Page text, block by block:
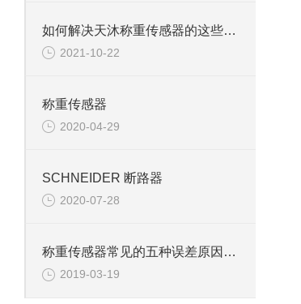
如何解决天沐称重传感器的这些常见故障
2021-10-22
称重传感器
2020-04-29
SCHNEIDER 断路器
2020-07-28
称重传感器常见的五种误差原因分析
2019-03-19